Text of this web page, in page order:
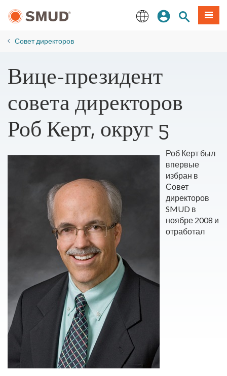
содержанию
входПоиск по
Меню
Совет директоров
Вице-президент
совета директоров
Роб Керт, округ 5
Роб Керт был
впервые
избран в
Совет
директоров
SMUD в
ноябре 2008 и
отработал